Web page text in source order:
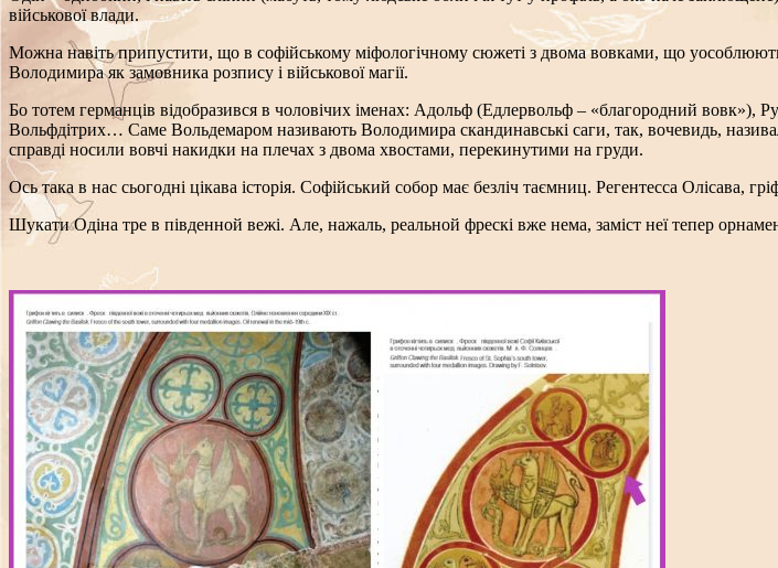
військової влади.
Можна навіть припустити, що в софійському міфологічному сюжеті з двома вовками, що уособлюють
Володимира як замовника розпису і військової магії.
Бо тотем германців відобразився в чоловічих іменах: Адольф (Едлервольф – «благородний
Вольфдітрих… Саме Вольдемаром називають Володимира скандинавські саги, так, вочевидь,
справді носили вовчі накидки на плечах з двома хвостами, перекинутими на груди.
Ось така в нас сьогодні цікава історія. Софійський собор має безліч таємниц. Регентесса Олісава,
Шукати Одіна тре в південной вежі. Але, нажаль, реальной фрескі вже нема, заміст неї тепер